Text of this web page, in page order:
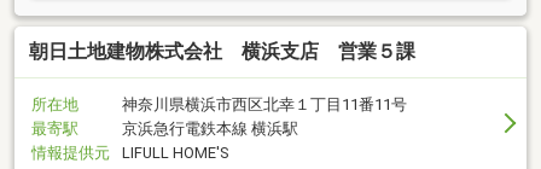
朝日土地建物株式会社 横浜支店 営業５課
所在地
神奈川県横浜市西区北幸１丁目11番11号
最寄駅
京浜急行電鉄本線 横浜駅
情報提供元
LIFULL HOME'S